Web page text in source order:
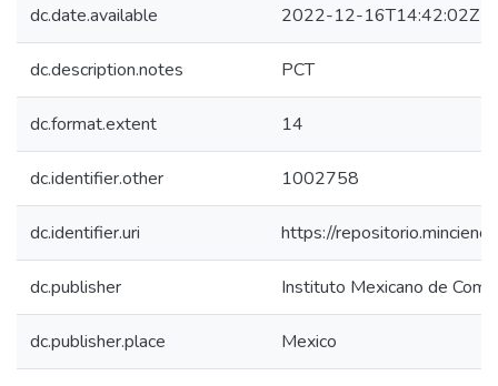
dc.date.available 2022-12-16T14:42:02Z
dc.description.notes PCT
dc.format.extent 14
dc.identifier.other 1002758
dc.identifier.uri https://
dc.publisher Instituto Mexicano de
dc.publisher.place Mexico